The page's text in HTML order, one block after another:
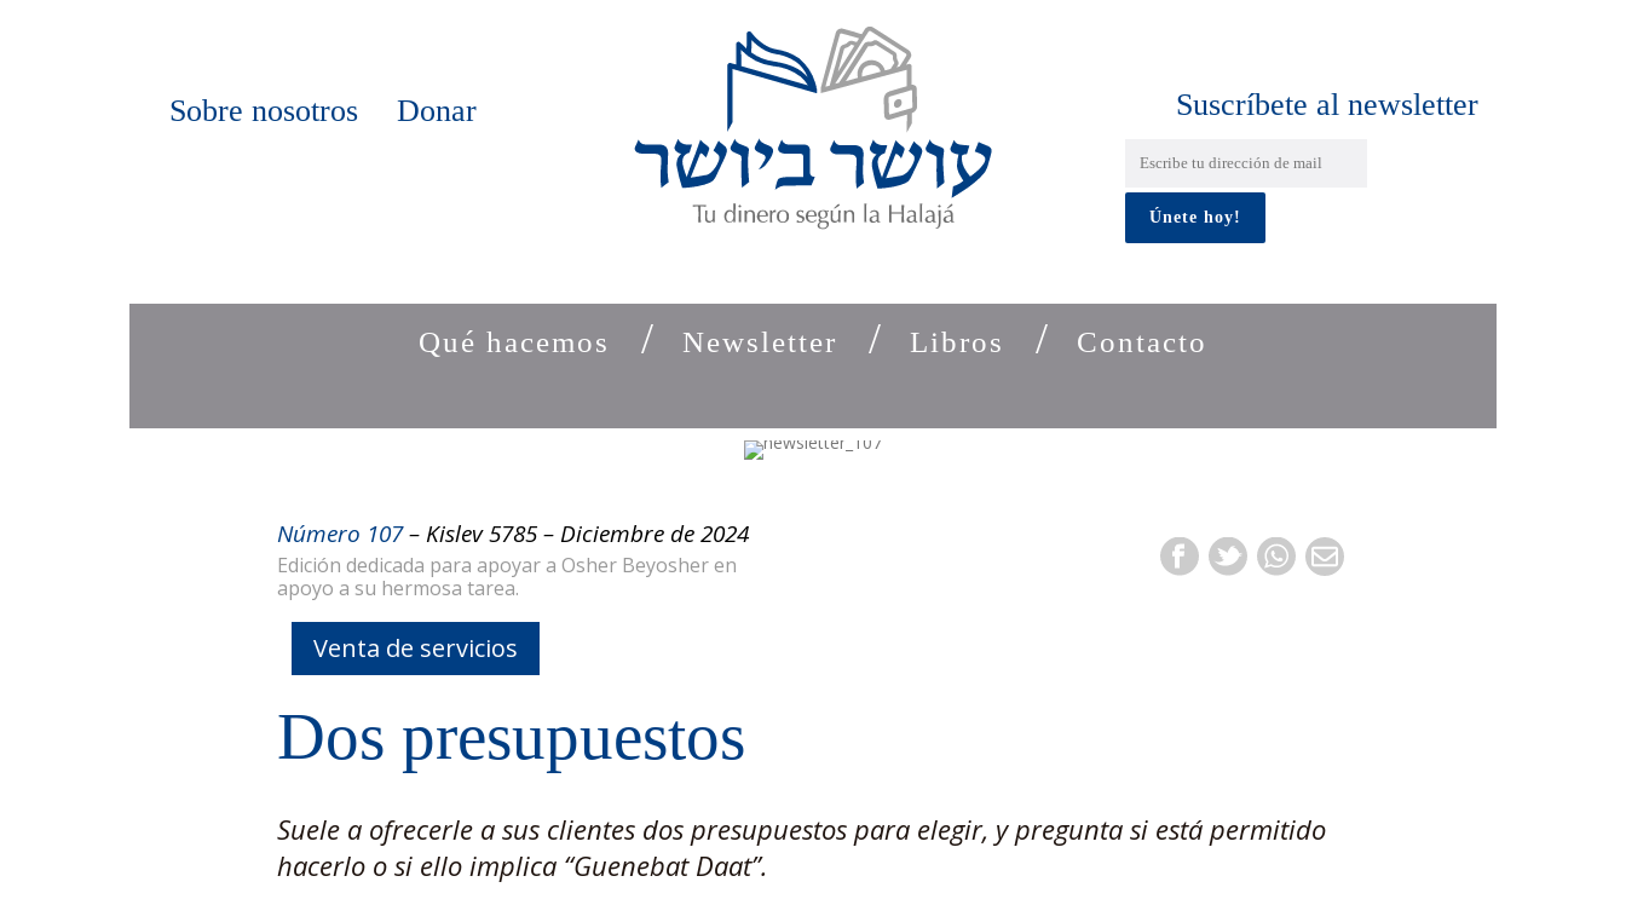
Sobre nosotros Donar Suscríbete al newsletter
Qué hacemos Newsletter Libros Contacto
Número 107– Kislev 5785 – Diciembre de 2024
Edición dedicada para apoyar a Osher Beyosher en
apoyo a su hermosa tarea.
Venta de servicios
Dos presupuestos
Suele a ofrecerle a sus clientes dos presupuestos para elegir, y pregunta si está permitido
hacerlo o si ello implica “Guenebat Daat”.